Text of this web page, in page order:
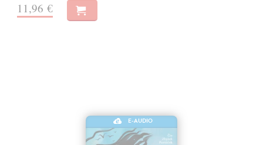
11,96 €
E-AUDIO